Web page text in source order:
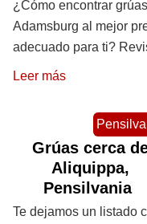
¿Cómo encontrar
Adamsburg al mejor
adecuado para ti?
Leer más
Grúas cerca
Aliquippa,
Pensilvania
Te dejamos un listado